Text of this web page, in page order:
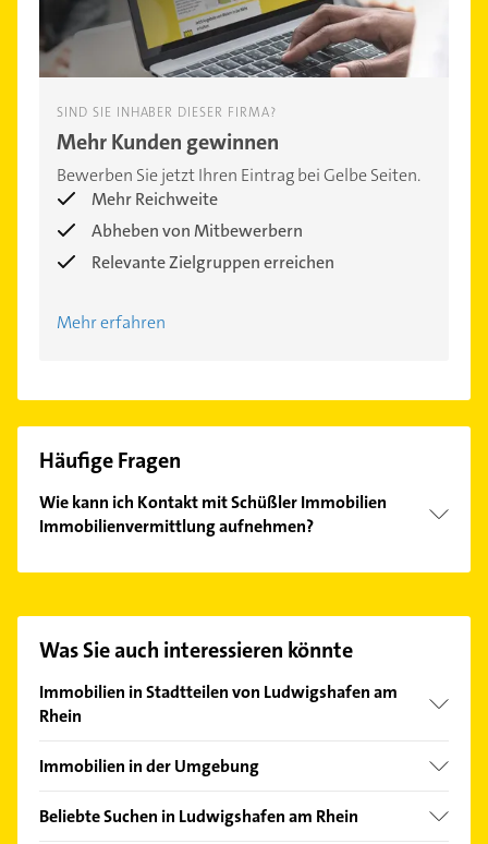
SIND SIE INHABER DIESER FIRMA?
Mehr Kunden gewinnen
Bewerben Sie jetzt Ihren Eintrag bei Gelbe Seiten.
Mehr Reichweite
Abheben von Mitbewerbern
Relevante Zielgruppen erreichen
Mehr erfahren
Häufige Fragen
Wie kann ich Kontakt mit Schüßler Immobilien
Immobilienvermittlung aufnehmen?
Hier finden Sie alleKontaktdaten
Was Sie auch interessieren könnte
Immobilien in Stadtteilen von Ludwigshafen am
Rhein
Friesenheim/Nord
Maudach
Immobilien in der Umgebung
Frankenthal (Pfalz)
Beliebte Suchen in Ludwigshafen am Rhein